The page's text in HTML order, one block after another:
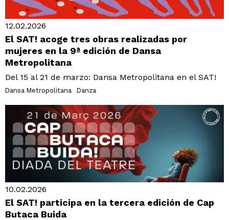
12.02.2026
El SAT! acoge tres obras realizadas por
mujeres en la 9ª edición de Dansa
Metropolitana
Del 15 al 21 de marzo: Dansa Metropolitana en el SAT!
Dansa Metropolitana Danza
10.02.2026
El SAT! participa en la tercera edición de Cap
Butaca Buida